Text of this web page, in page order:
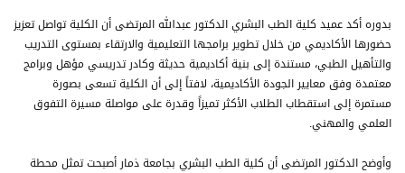
بدوره أكد عميد كلية الطب البشري الدكتور عبدالله المرتضى أن الكلية تواصل تعزيز
حضورها الأكاديمي من خلال تطوير برامجها التعليمية والارتقاء بمستوى التدريب
والتأهيل الطبي، مستندة إلى بنية أكاديمية حديثة وكادر تدريسي مؤهل وبرامج
معتمدة وفق معايير الجودة الأكاديمية، لافتاً إلى أن الكلية تسعى بصورة
مستمرة إلى استقطاب الطلاب الأكثر تميزاً وقدرة على مواصلة مسيرة التفوق
العلمي والمهني.
وأوضح الدكتور المرتضى أن كلية الطب البشري بجامعة ذمار أصبحت تمثل محطة